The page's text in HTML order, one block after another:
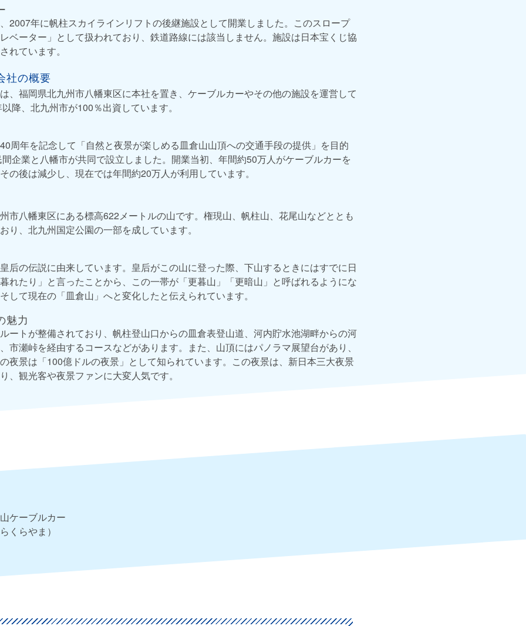
2007年に帆柱スカイラインリフトの後継施設として開業しました。このスロープ
ベーター」として扱われており、鉄道路線には該当しません。施設は日本宝くじ協
れています。
社の概要
、福岡県北九州市八幡東区に本社を置き、ケーブルカーやその他の施設を運営して
降、北九州市が100％出資しています。
周年を記念して「自然と夜景が楽しめる皿倉山山頂への交通手段の提供」を目的
企業と八幡市が共同で設立しました。開業当初、年間約50万人がケーブルカーを
の後は減少し、現在では年間約20万人が利用しています。
市八幡東区にある標高622メートルの山です。権現山、帆柱山、花尾山などととも
り、北九州国定公園の一部を成しています。
后の伝説に由来しています。皇后がこの山に登った際、下山するときにはすでに日
れたり」と言ったことから、この一帯が「更暮山」「更暗山」と呼ばれるようにな
して現在の「皿倉山」へと変化したと伝えられています。
魅力
ートが整備されており、帆柱登山口からの皿倉表登山道、河内貯水池湖畔からの河
市瀬峠を経由するコースなどがあります。また、山頂にはパノラマ展望台があり、
夜景は「100億ドルの夜景」として知られています。この夜景は、新日本三大夜景
、観光客や夜景ファンに大変人気です。
ケーブルカー
くらやま）